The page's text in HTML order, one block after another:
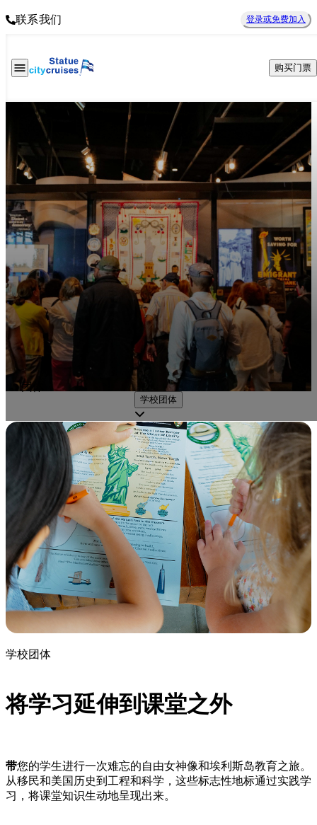
联系我们 登录或免费加入
购买门票
团体
学校团体
学校团体
将学习延伸到课堂之外
带您的学生进行一次难忘的自由女神像和埃利斯岛教育之旅。
从移民和美国历史到工程和科学，这些标志性地标通过实践学
习，将课堂知识生动地呈现出来。